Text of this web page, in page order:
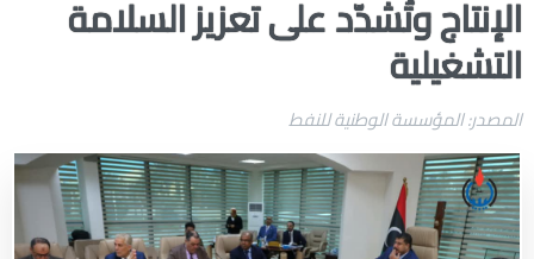
الإنتاج وتُشدّد على تعزيز السلامة
التشغيلية
المصدر: المؤسسة الوطنية للنفط